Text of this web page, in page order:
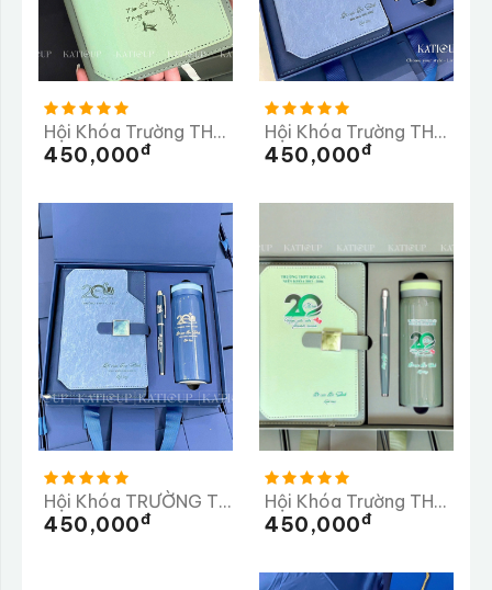
Hội Khóa Trường THPT Bán Krông Pầk
450,000Đ
Hội Khóa Trường THPT Bình MInh
450,000Đ
Hội Khóa TRƯỜNG THPT CƯ JÚT
450,000Đ
Hội Khóa Trường THPT Đội Cấn
450,000Đ